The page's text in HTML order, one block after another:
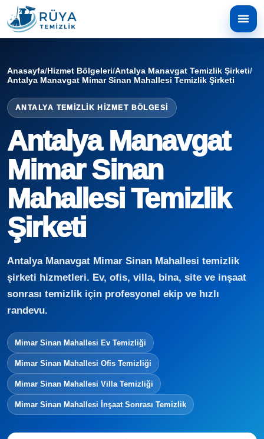
Anasayfa/Hizmet Bölgeleri/Antalya Manavgat Temizlik Şirketi/
Antalya Manavgat Mimar Sinan Mahallesi Temizlik Şirketi
ANTALYA TEMIZLIK HIZMET BÖLGESI
Antalya Manavgat
Mimar Sinan
Mahallesi Temizlik
Şirketi
Antalya Manavgat Mimar Sinan Mahallesi temizlik
şirketi hizmetleri. Ev, ofis, villa, bina, site ve inşaat
sonrası temizlik için profesyonel ekip ve hızlı
randevu.
Mimar Sinan Mahallesi Ev Temizliği
Mimar Sinan Mahallesi Ofis Temizliği
Mimar Sinan Mahallesi Villa Temizliği
Mimar Sinan Mahallesi İnşaat Sonrası Temizlik